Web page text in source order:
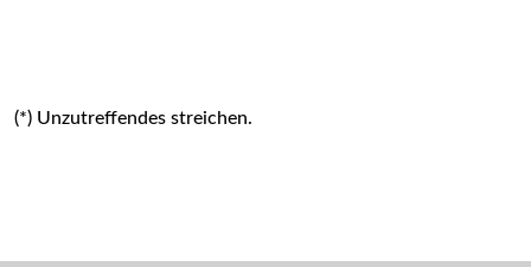
(*) Unzutreffendes streichen.